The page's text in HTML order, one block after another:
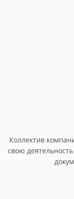
Коллектив
свою